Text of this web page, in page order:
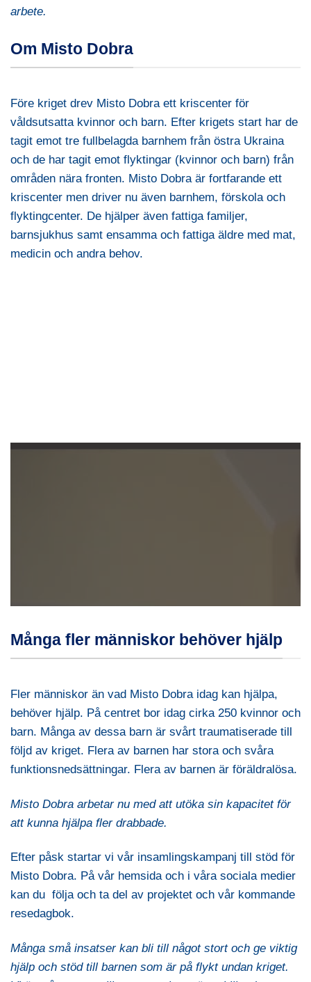
arbete.
Om Misto Dobra
Före kriget drev Misto Dobra ett kriscenter för
våldsutsatta kvinnor och barn. Efter krigets start har de
tagit emot tre fullbelagda barnhem från östra Ukraina
och de har tagit emot flyktingar (kvinnor och barn) från
områden nära fronten. Misto Dobra är fortfarande ett
kriscenter men driver nu även barnhem, förskola och
flyktingcenter. De hjälper även fattiga familjer,
barnsjukhus samt ensamma och fattiga äldre med mat,
medicin och andra behov.
Många fler människor behöver hjälp
Fler människor än vad Misto Dobra idag kan hjälpa,
behöver hjälp. På centret bor idag cirka 250 kvinnor och
barn. Många av dessa barn är svårt traumatiserade till
följd av kriget. Flera av barnen har stora och svåra
funktionsnedsättningar. Flera av barnen är föräldralösa.
Misto Dobra arbetar nu med att utöka sin kapacitet för
att kunna hjälpa fler drabbade.
Efter påsk startar vi vår insamlingskampanj till stöd för
Misto Dobra. På vår hemsida och i våra sociala medier
kan du följa och ta del av projektet och vår kommande
resedagbok.
Många små insatser kan bli till något stort och ge viktig
hjälp och stöd till barnen som är på flykt undan kriget.